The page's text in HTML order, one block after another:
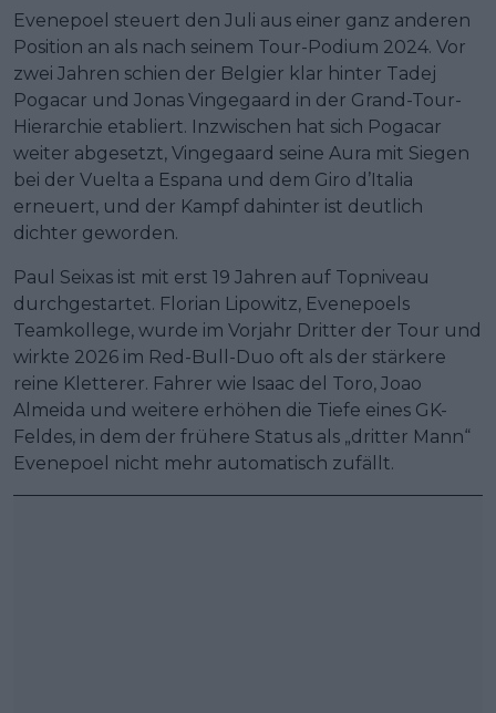
Evenepoel steuert den Juli aus einer ganz anderen
Position an als nach seinem Tour-Podium 2024. Vor
zwei Jahren schien der Belgier klar hinter Tadej
Pogacar und Jonas Vingegaard in der Grand-Tour-
Hierarchie etabliert. Inzwischen hat sich Pogacar
weiter abgesetzt, Vingegaard seine Aura mit Siegen
bei der Vuelta a Espana und dem Giro d’Italia
erneuert, und der Kampf dahinter ist deutlich
dichter geworden.
Paul Seixas ist mit erst 19 Jahren auf Topniveau
durchgestartet. Florian Lipowitz, Evenepoels
Teamkollege, wurde im Vorjahr Dritter der Tour und
wirkte 2026 im Red-Bull-Duo oft als der stärkere
reine Kletterer. Fahrer wie Isaac del Toro, Joao
Almeida und weitere erhöhen die Tiefe eines GK-
Feldes, in dem der frühere Status als „dritter Mann“
Evenepoel nicht mehr automatisch zufällt.